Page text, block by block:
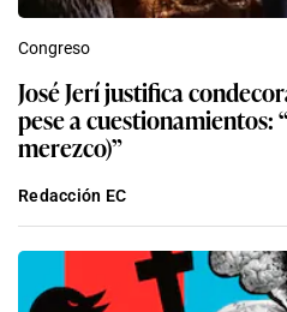
Congreso
José Jerí justifica
pese a cuestionamientos:
merezco)”
Redacción EC